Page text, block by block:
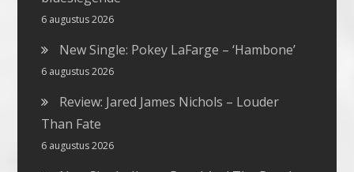
6 augustus 2026
New Single: Pokey LaFarge – ‘Hambone’
6 augustus 2026
Review: Jared James Nichols – Louder
Than Fate
6 augustus 2026